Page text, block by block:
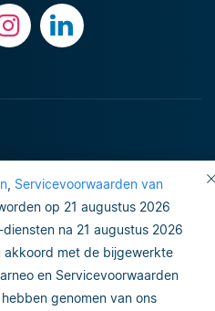
, Servicevoorwaarden van
op 21 augustus 2026
na 21 augustus 2026
met de bijgewerkte
en Servicevoorwaarden
genomen van ons
my personal info